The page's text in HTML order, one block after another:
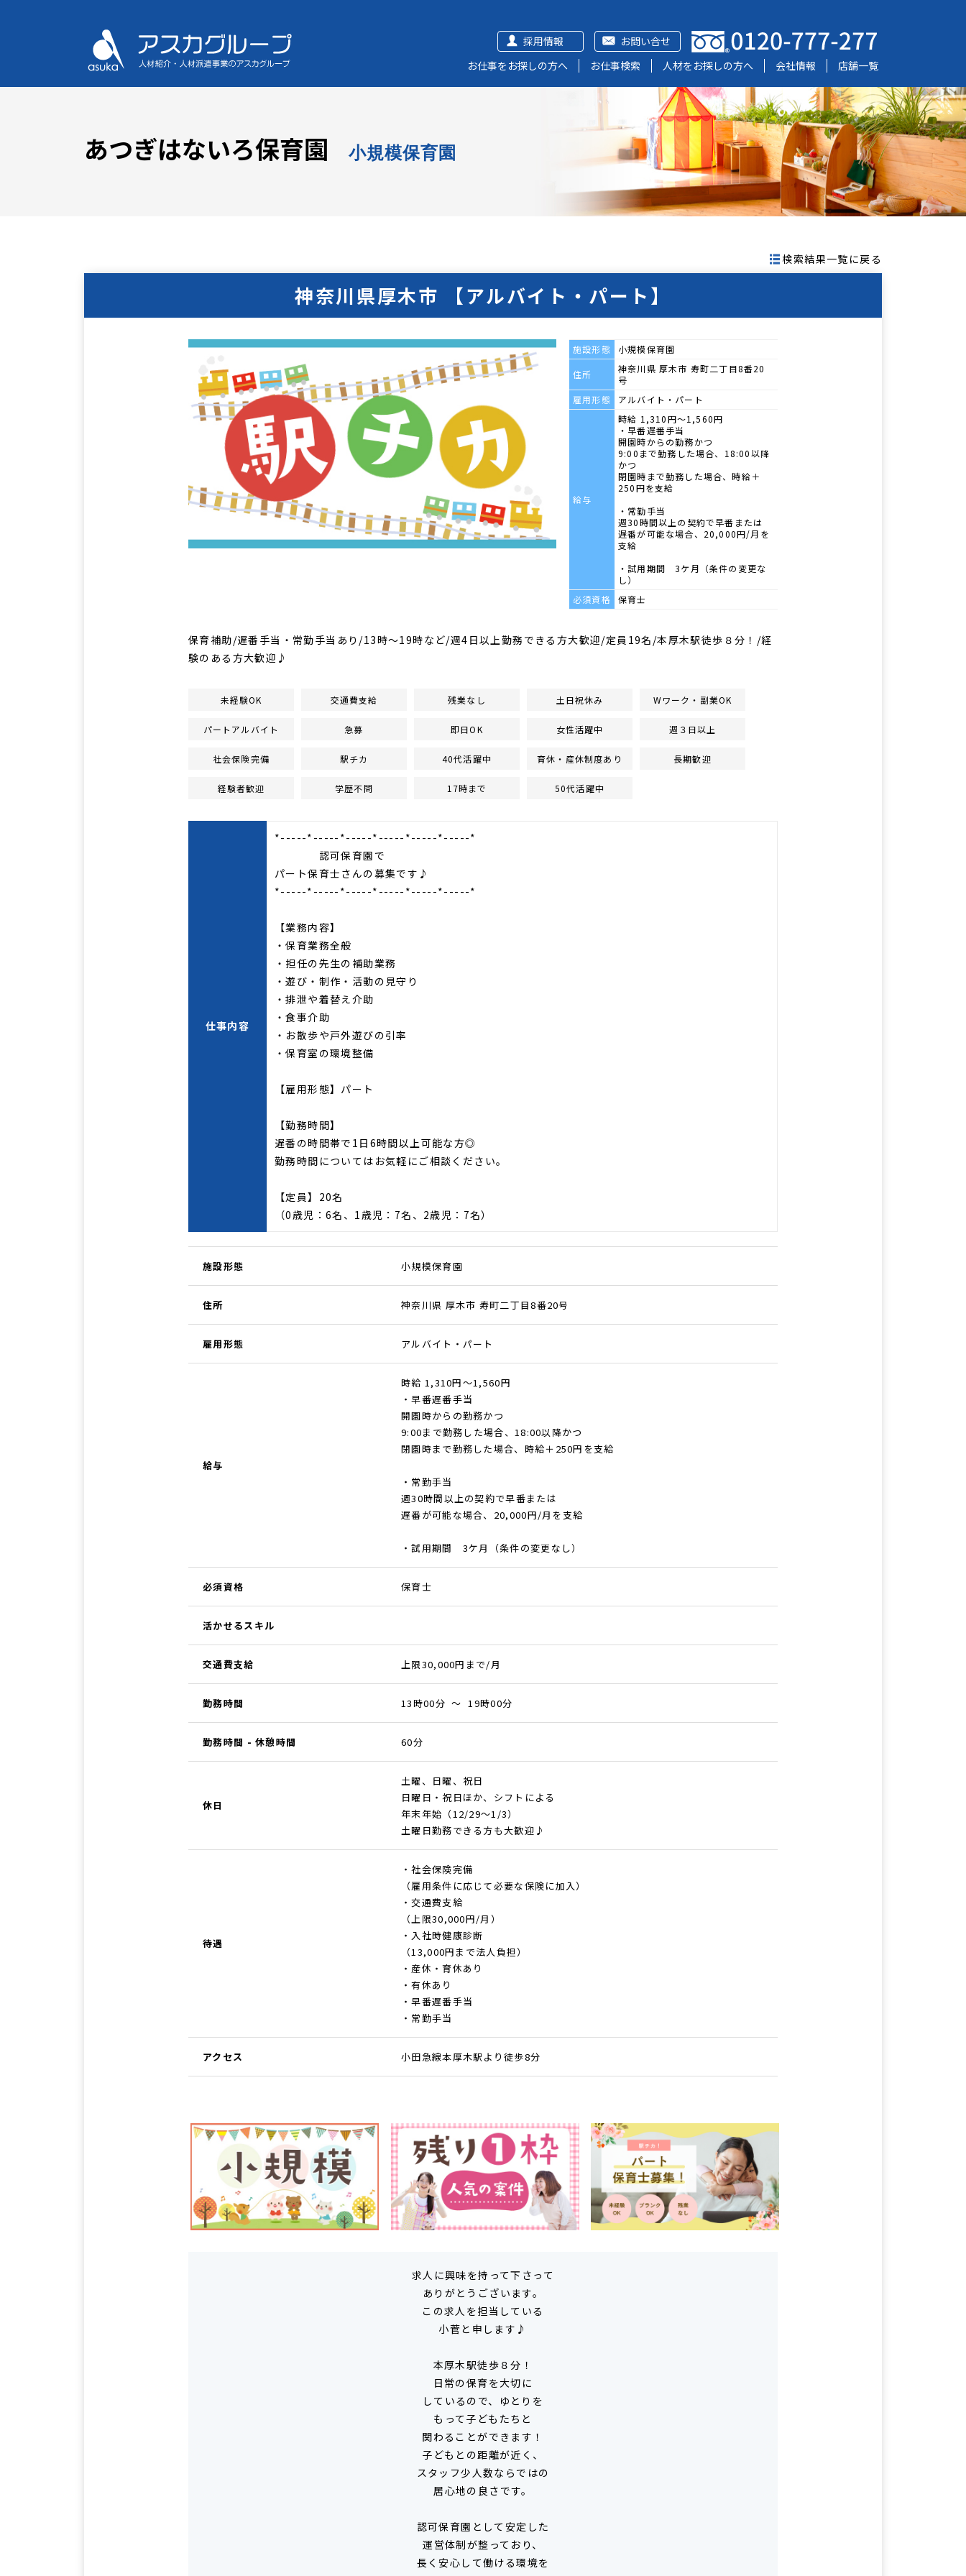
お問い合せ
採用情報
お仕事をお探しの方へ
お仕事検索 人材をお探しの方へ 会社情報 店舗一覧
あつぎはないろ保育園 小規模保育園
検索結果一覧に戻る
神奈川県厚木市 【アルバイト・パート】
施設形態 小規模保育園
住所
神奈川県 厚木市 寿町二丁目8番20
号
雇用形態
アルバイト・パート
給与
時給 1,310円～1,560円
・早番遅番手当
開園時からの勤務かつ
9:00まで勤務した場合、18:00以降
かつ
閉園時まで勤務した場合、時給＋
250円を支給
・常勤手当
週30時間以上の契約で早番または
遅番が可能な場合、20,000円/月を
支給
・試用期間 3ケ月（条件の変更な
し）
必須資格
保育士
保育補助/遅番手当・常勤手当あり/13時～19時など/週4日以上勤務できる方大歓迎/定員19名/本厚木駅徒歩８分！/経
験のある方大歓迎♪
未経験OK 交通費支給 残業なし 土日祝休み Wワーク・副業OK
パートアルバイト 急募 即日OK 女性活躍中 週３日以上
社会保険完備 駅チカ 40代活躍中 育休・産休制度あり 長期歓迎
経験者歓迎 学歴不問 17時まで 50代活躍中
仕事内容
*-----*-----*-----*-----*-----*-----*
認可保育園で
パート保育士さんの募集です♪
*-----*-----*-----*-----*-----*-----*
【業務内容】
・保育業務全般
・担任の先生の補助業務
・遊び・制作・活動の見守り
・排泄や着替え介助
・食事介助
・お散歩や戸外遊びの引率
・保育室の環境整備
【雇用形態】パート
【勤務時間】
遅番の時間帯で1日6時間以上可能な方◎
勤務時間についてはお気軽にご相談ください。
【定員】20名
（0歳児：6名、1歳児：7名、2歳児：7名）
施設形態 小規模保育園
住所 神奈川県 厚木市 寿町二丁目8番20号
雇用形態 アルバイト・パート
給与
時給 1,310円～1,560円
・早番遅番手当
開園時からの勤務かつ
9:00まで勤務した場合、18:00以降かつ
閉園時まで勤務した場合、時給＋250円を支給
・常勤手当
週30時間以上の契約で早番または
遅番が可能な場合、20,000円/月を支給
・試用期間 3ケ月（条件の変更なし）
必須資格 保育士
活かせるスキル
交通費支給 上限30,000円まで/月
勤務時間 13時00分 ～ 19時00分
勤務時間 - 休憩時間 60分
休日
土曜、日曜、祝日
日曜日・祝日ほか、シフトによる
年末年始（12/29～1/3）
土曜日勤務できる方も大歓迎♪
待遇
・社会保険完備
（雇用条件に応じて必要な保険に加入）
・交通費支給
（上限30,000円/月）
・入社時健康診断
（13,000円まで法人負担）
・産休・育休あり
・有休あり
・早番遅番手当
・常勤手当
アクセス 小田急線本厚木駅より徒歩8分
求人に興味を持って下さって
ありがとうございます。
この求人を担当している
小菅と申します♪
本厚木駅徒歩８分！
日常の保育を大切に
しているので、ゆとりを
もって子どもたちと
関わることができます！
子どもとの距離が近く、
スタッフ少人数ならではの
居心地の良さです。
認可保育園として安定した
運営体制が整っており、
長く安心して働ける環境を